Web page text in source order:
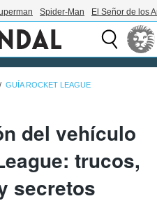
Spider-Man El Señor de los
GUÍA ROCKET LEAGUE
del vehículo
trucos,
secretos